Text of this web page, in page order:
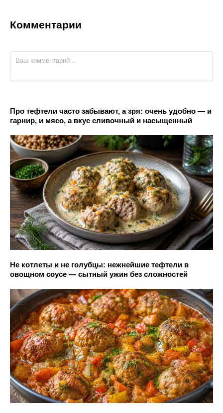
Комментарии
Про тефтели часто забывают, а зря: очень удобно — и
гарнир, и мясо, а вкус сливочный и насыщенный
Не котлеты и не голубцы: нежнейшие тефтели в
овощном соусе — сытный ужин без сложностей